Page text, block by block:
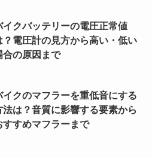
イクバッテリーの電圧正常値
？電圧計の見方から高い・低い
合の原因まで
イクのマフラーを重低音にする
法は？音質に影響する要素から
すすめマフラーまで